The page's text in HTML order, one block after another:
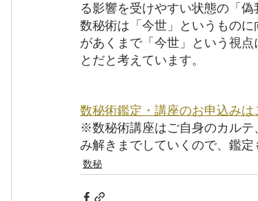
る影響を受けやすい状態の「偽
数秘術は「今世」というもの
があくまで「今世」という視
とだと考えています。
数秘術鑑定・講座のお申込みは
※数秘術講座はご自身のカルテ
み解きまでしていくので、鑑定
数秘